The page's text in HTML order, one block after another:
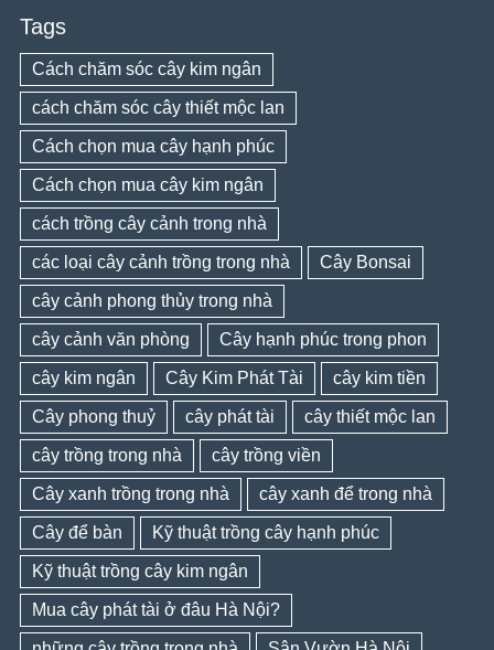
Tags
Cách chăm sóc cây kim ngân
cách chăm sóc cây thiết mộc lan
Cách chọn mua cây hạnh phúc
Cách chọn mua cây kim ngân
cách trồng cây cảnh trong nhà
các loại cây cảnh trồng trong nhà Cây Bonsai
cây cảnh phong thủy trong nhà
cây cảnh văn phòng Cây hạnh phúc trong phon
cây kim ngân Cây Kim Phát Tài cây kim tiền
Cây phong thuỷ cây phát tài cây thiết mộc lan
cây trồng trong nhà cây trồng viền
Cây xanh trồng trong nhà cây xanh để trong nhà
Cây để bàn Kỹ thuật trồng cây hạnh phúc
Kỹ thuật trồng cây kim ngân
Mua cây phát tài ở đâu Hà Nội?